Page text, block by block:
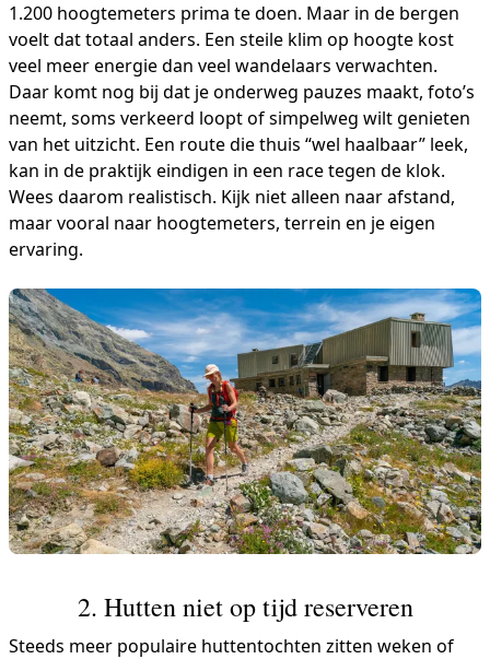
1.200 hoogtemeters prima te doen. Maar in de bergen
voelt dat totaal anders. Een steile klim op hoogte kost
veel meer energie dan veel wandelaars verwachten.
Daar komt nog bij dat je onderweg pauzes maakt, foto’s
neemt, soms verkeerd loopt of simpelweg wilt genieten
van het uitzicht. Een route die thuis “wel haalbaar” leek,
kan in de praktijk eindigen in een race tegen de klok.
Wees daarom realistisch. Kijk niet alleen naar afstand,
maar vooral naar hoogtemeters, terrein en je eigen
ervaring.
2. Hutten niet op tijd reserveren
Steeds meer populaire huttentochten zitten weken of